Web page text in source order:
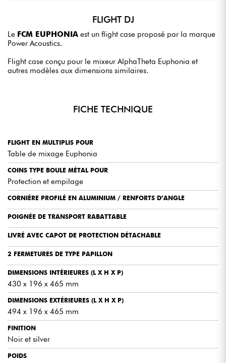
FLIGHT DJ
Le FCM EUPHONIA est un flight case proposé par la marque
Power Acoustics.
Flight case conçu pour le mixeur AlphaTheta Euphonia et
autres modèles aux dimensions similaires.
FICHE TECHNIQUE
FLIGHT EN MULTIPLIS POUR
Table de mixage Euphonia
COINS TYPE BOULE MÉTAL POUR
Protection et empilage
CORNIÈRE PROFILÉ EN ALUMINIUM / RENFORTS D’ANGLE
POIGNÉE DE TRANSPORT RABATTABLE
LIVRÉ AVEC CAPOT DE PROTECTION DÉTACHABLE
2 FERMETURES DE TYPE PAPILLON
DIMENSIONS INTÉRIEURES (L X H X P)
430 x 196 x 465 mm
DIMENSIONS EXTÉRIEURES (L X H X P)
494 x 196 x 465 mm
FINITION
Noir et silver
POIDS